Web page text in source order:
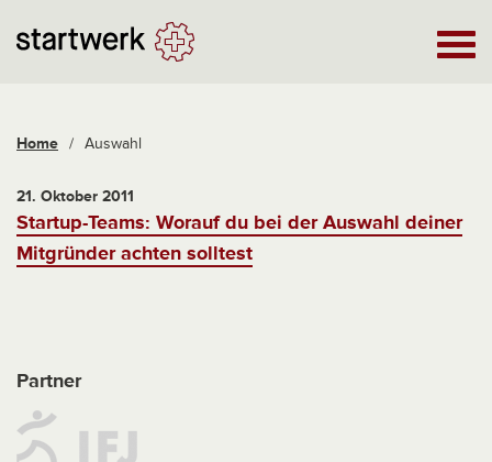
Home / Auswahl
21. Oktober 2011
Startup-Teams: Worauf du bei der Auswahl deiner
Mitgründer achten solltest
Partner